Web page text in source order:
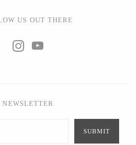
US OUT THERE
NEWSLETTER
SUBMIT